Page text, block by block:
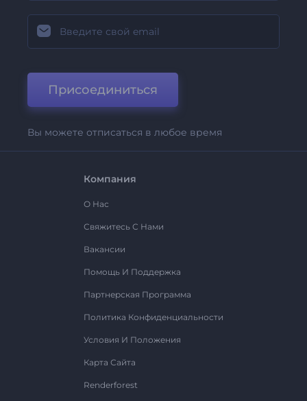
Присоединиться
Вы можете отписаться в любое время
Компания
О Нас
Свяжитесь С Нами
Вакансии
Помощь И Поддержка
Партнерская Программа
Политика Конфиденциальности
Условия И Положения
Карта Сайта
Renderforest